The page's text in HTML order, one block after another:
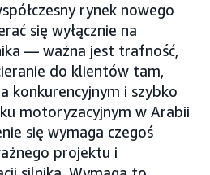
rynek nowego
się wyłącznie na
— ważna jest trafność,
do klientów tam,
konkurencyjnym i szybko
motoryzacyjnym w Arabii
się wymaga czegoś
projektu i